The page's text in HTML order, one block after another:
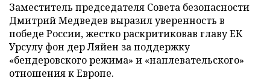
Заместитель председателя Совета безопасности
Дмитрий Медведев выразил уверенность в
победе России, жестко раскритиковав главу ЕК
Урсулу фон дер Ляйен за поддержку
«бендеровского режима» и «наплевательского»
отношения к Европе.